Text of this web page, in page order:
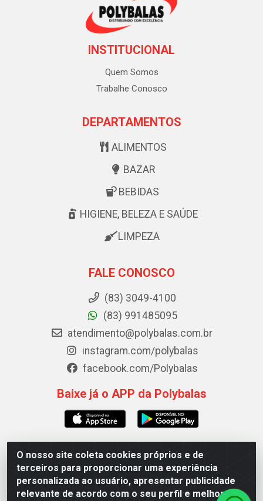
O nosso site coleta cookies próprios e de
terceiros para proporcionar uma experiência
personalizada ao usuário, apresentar publicidade
relevante de acordo com o seu perfil e melhorar a
INSTITUCIONAL
Quem Somos
Trabalhe Conosco
DEPARTAMENTOS
ALIMENTOS
BAZAR
BEBIDAS
HIGIENE, BELEZA E SAÚDE
LIMPEZA
FALE CONOSCO
(83) 3049-4100
(83) 991485095
atendimento@polybalas.com.br
instagram.com/polybalas
facebook.com/Polybalas
Baixe já o APP da Polybalas
Polybalas - Rua João Miguel de Souza, 173 Galpão B -
Ernesto Geisel, João Pessoa/PB - CEP 58.075-075 - CNPJ
00.909.327/0002-61